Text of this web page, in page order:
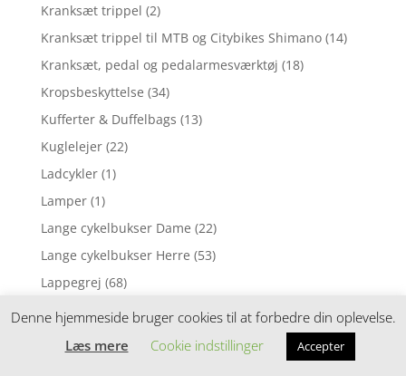
Kranksæt trippel (2)
Kranksæt trippel til MTB og Citybikes Shimano (14)
Kranksæt, pedal og pedalarmesværktøj (18)
Kropsbeskyttelse (34)
Kufferter & Duffelbags (13)
Kuglelejer (22)
Ladcykler (1)
Lamper (1)
Lange cykelbukser Dame (22)
Lange cykelbukser Herre (53)
Lappegrej (68)
Lædersadler (3)
Denne hjemmeside bruger cookies til at forbedre din oplevelse.
Læs mere
Cookie indstillinger Accepter